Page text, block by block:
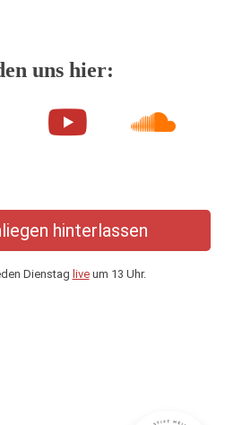
uns hier:
hinterlassen
Dienstag liveum 13 Uhr.